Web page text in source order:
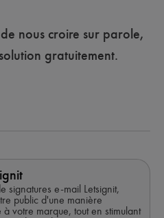
nous croire sur parole,
gratuitement.
signatures e-mail Letsignit,
public d'une manière
votre marque, tout en stimulant